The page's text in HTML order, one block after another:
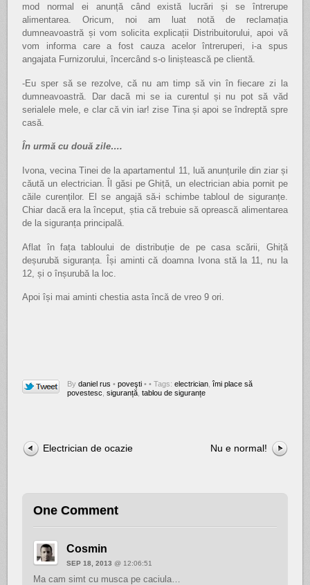
mod normal ei anunță când există lucrări și se întrerupe
alimentarea. Oricum, noi am luat notă de reclamația
dumneavoastră și vom solicita explicații Distribuitorului, apoi vă
vom informa care a fost cauza acelor întreruperi, i-a spus
angajata Furnizorului, încercând s-o liniștească pe clientă.
-Eu sper să se rezolve, că nu am timp să vin în fiecare zi la
dumneavoastră. Dar dacă mi se ia curentul și nu pot să văd
serialele mele, e clar că vin iar! zise Tina și apoi se îndreptă spre
casă.
În urmă cu două zile….
Ivona, vecina Tinei de la apartamentul 11, luă anunțurile din ziar și
căută un electrician. Îl găsi pe Ghiță, un electrician abia pornit pe
căile curenților. El se angajă să-i schimbe tabloul de siguranțe.
Chiar dacă era la început, știa că trebuie să oprească alimentarea
de la siguranța principală.
Aflat în fața tabloului de distribuție de pe casa scării, Ghiță
deșurubă siguranța. Își aminti că doamna Ivona stă la 11, nu la
12, și o înșurubă la loc.
Apoi își mai aminti chestia asta încă de vreo 9 ori.
Bydaniel rus • poveşti • • Tags:electrician ,îmi place să
povestesc ,siguranță ,tablou de siguranțe
Electrician de ocazie Nu e normal!
One Comment
Cosmin
SEP 18, 2013 @ 12:06:51
Ma cam simt cu musca pe caciula…